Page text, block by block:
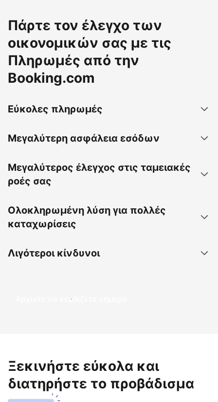
Πάρτε τον έλεγχο των
οικονομικών σας με τις
Πληρωμές από την
Booking.com
Εύκολες πληρωμές
Μεγαλύτερη ασφάλεια εσόδων
Μεγαλύτερος έλεγχος στις ταμειακές
ροές σας
Ολοκληρωμένη λύση για πολλές
καταχωρίσεις
Λιγότεροι κίνδυνοι
Αρχίστε να κερδίζετε σήμερα
Ξεκινήστε εύκολα και
διατηρήστε το προβάδισμα